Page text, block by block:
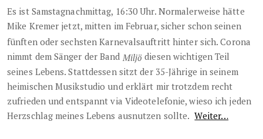
Es ist Samstagnachmittag, 16:30 Uhr. Normalerweise hätte
Mike Kremer jetzt, mitten im Februar, sicher schon seinen
fünften oder sechsten Karnevalsauftritt hinter sich. Corona
nimmt dem Sänger der Band Miljödiesen wichtigen Teil
seines Lebens. Stattdessen sitzt der 35-Jährige in seinem
heimischen Musikstudio und erklärt mir trotzdem recht
zufrieden und entspannt via Videotelefonie, wieso ich jeden
Herzschlag meines Lebens ausnutzen sollte. Weiter…